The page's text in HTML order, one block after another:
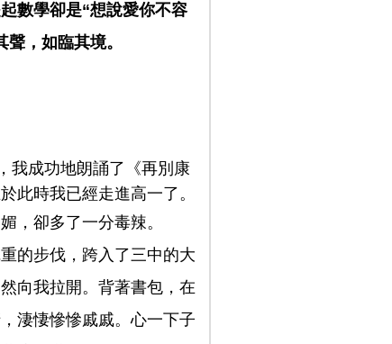
數學卻是“想說愛你不容
，如臨其境。
我成功地朗誦了《再別康
此時我已經走進高一了。
，卻多了一分毒辣。
的步伐，跨入了三中的大
向我拉開。背著書包，在
淒悽慘慘戚戚。心一下子